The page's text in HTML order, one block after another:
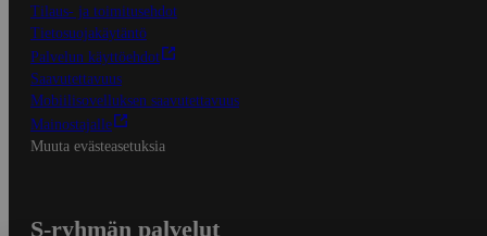
Tilaus- ja toimitusehdot
Tietosuojakäytäntö
Palvelun käyttöehdot
Saavutettavuus
Mobiilisovelluksen saavutettavuus
Mainostajalle
Muuta evästeasetuksia
S-ryhmän palvelut